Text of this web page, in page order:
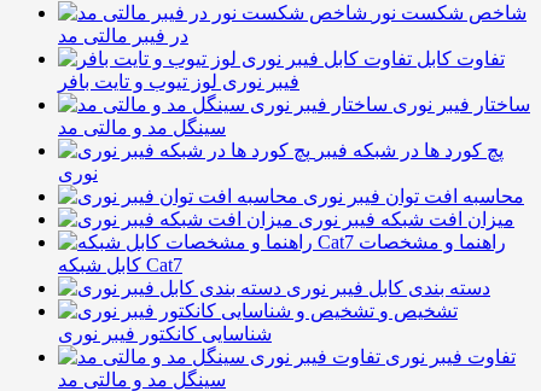
شاخص شکست نور
در فیبر مالتی مد
تفاوت کابل
فیبر نوری لوز تیوب و تایت بافر
ساختار فیبر نوری
سینگل مد و مالتی مد
پچ کورد ها در شبکه فیبر
نوری
محاسبه افت توان فیبر نوری
میزان افت شبکه فیبر نوری
راهنما و مشخصات
کابل شبکه Cat7
دسته بندی کابل فیبر نوری
تشخیص و
شناسایی کانکتور فیبر نوری
تفاوت فیبر نوری
سینگل مد و مالتی مد